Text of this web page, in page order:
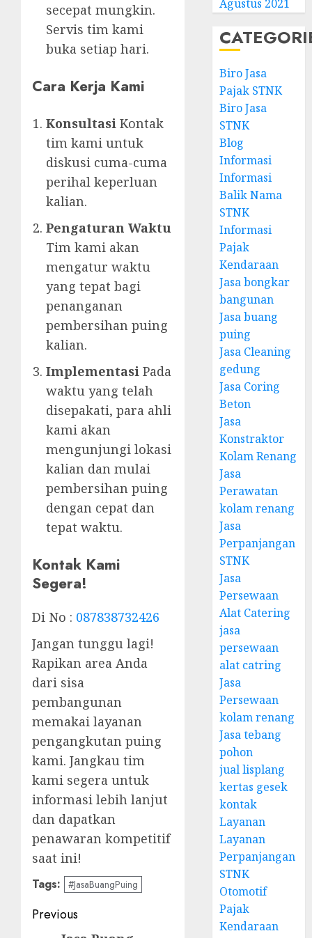
secepat mungkin.
Servis tim kami
buka setiap hari.
Cara Kerja Kami
Konsultasi Kontak
tim kami untuk
diskusi cuma-cuma
perihal keperluan
kalian.
Pengaturan Waktu
Tim kami akan
mengatur waktu
yang tepat bagi
penanganan
pembersihan puing
kalian.
Implementasi Pada
waktu yang telah
disepakati, para ahli
kami akan
mengunjungi lokasi
kalian dan mulai
pembersihan puing
dengan cepat dan
tepat waktu.
Kontak Kami
Segera!
Di No : 087838732426
Jangan tunggu lagi!
Rapikan area Anda
dari sisa
pembangunan
memakai layanan
pengangkutan puing
kami. Jangkau tim
kami segera untuk
informasi lebih lanjut
dan dapatkan
penawaran kompetitif
saat ini!
Tags: #JasaBuangPuing
Post
Previous
Agustus 2021
Biro Jasa
Pajak STNK
Biro Jasa
STNK
Blog
Informasi
Informasi
Balik Nama
STNK
Informasi
Pajak
Kendaraan
Jasa bongkar
bangunan
Jasa buang
puing
Jasa Cleaning
gedung
Jasa Coring
Beton
Jasa
Konstraktor
Kolam Renang
Jasa
Perawatan
kolam renang
Jasa
Perpanjangan
STNK
Jasa
Persewaan
Alat Catering
jasa
persewaan
alat catring
Jasa
Persewaan
kolam renang
Jasa tebang
pohon
jual lisplang
kertas gesek
kontak
Layanan
Layanan
Perpanjangan
STNK
Otomotif
Pajak
Kendaraan